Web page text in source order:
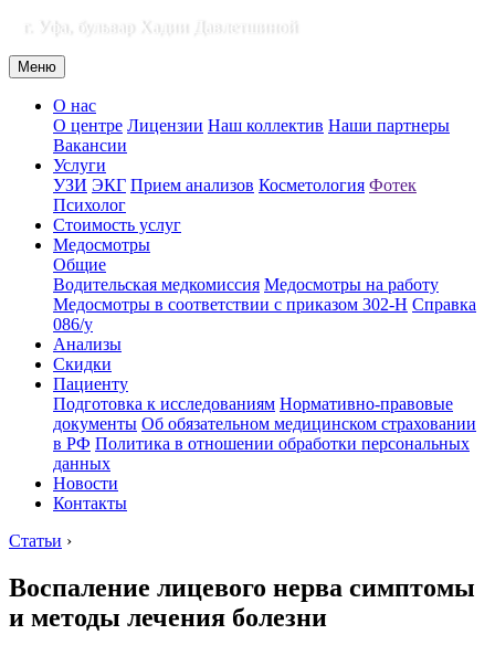
г. Уфа, бульвар Хадии Давлетшиной
Меню
О нас
О центре Лицензии Наш коллектив Наши партнеры
Вакансии
Услуги
УЗИ ЭКГ Прием анализов Косметология Фотек
Психолог
Стоимость услуг
Медосмотры
Общие
Водительская медкомиссия Медосмотры на работу
Медосмотры в соответствии с приказом 302-Н Справка
086/у
Анализы
Скидки
Пациенту
Подготовка к исследованиям Нормативно-правовые
документы Об обязательном медицинском страховании
в РФ Политика в отношении обработки персональных
данных
Новости
Контакты
Статьи ›
Воспаление лицевого нерва симптомы
и методы лечения болезни